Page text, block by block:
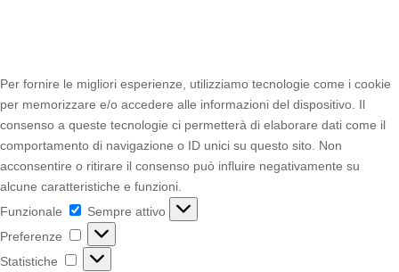
Per fornire le migliori esperienze, utilizziamo tecnologie come i cookie
per memorizzare e/o accedere alle informazioni del dispositivo. Il
consenso a queste tecnologie ci permetterà di elaborare dati come il
comportamento di navigazione o ID unici su questo sito. Non
acconsentire o ritirare il consenso può influire negativamente su
alcune caratteristiche e funzioni.
Funzionale
Funzionale
Sempre attivo
Preferenze
Preferenze
Statistiche Statistiche